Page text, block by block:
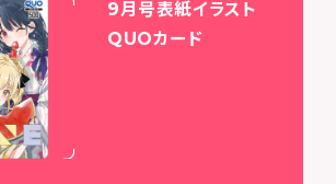
9月号表紙イラスト
QUOカード